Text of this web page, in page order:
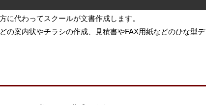
代わってスクールが文書作成します。
の案内状やチラシの作成、見積書やFAX用紙などのひな型デ